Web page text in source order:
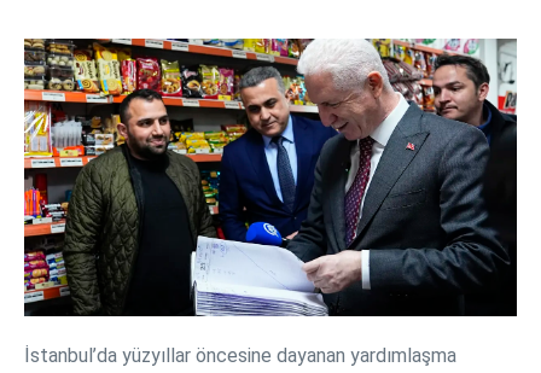
İstanbul’da yüzyıllar öncesine dayanan yardımlaşma